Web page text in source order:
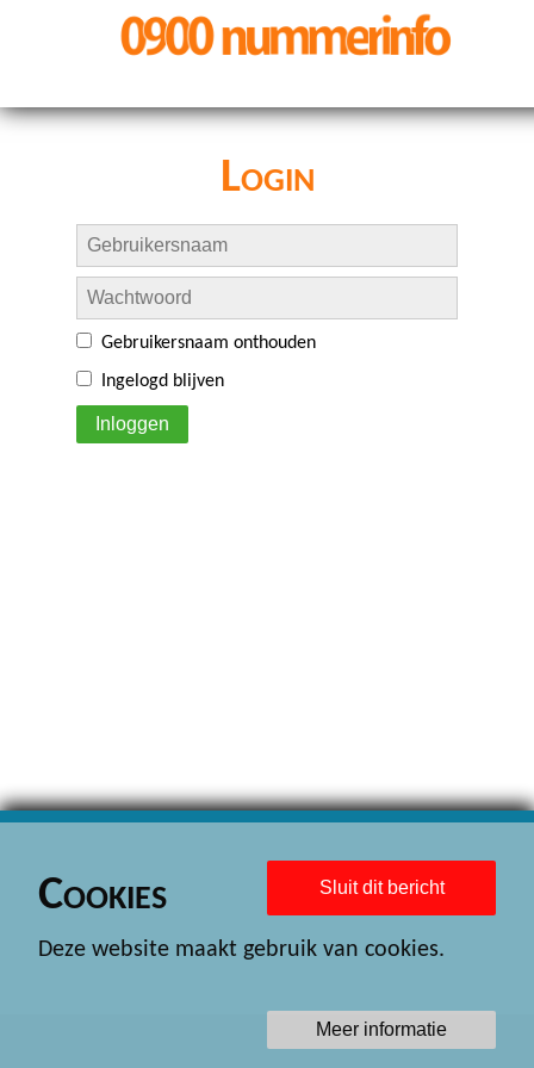
Login
Gebruikersnaam onthouden
Ingelogd blijven
Inloggen
Sluit dit bericht
Cookies
Deze website maakt gebruik van cookies.
Meer informatie